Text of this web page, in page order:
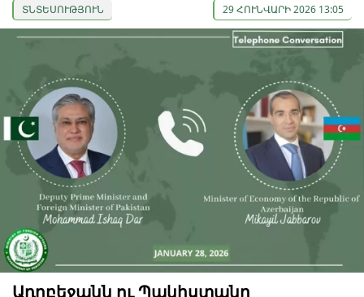
ՏՆՏԵՍՈՒԹՅՈՒՆ 29 ՀՈՒՆՎԱՐԻ 2026 13:05
Ադրբեջանն ու Պակիստանը